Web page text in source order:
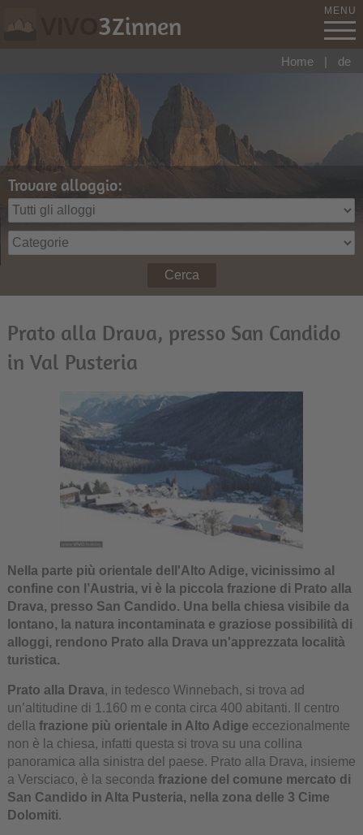
3Zinnen MENU
Trovare alloggio:
Cerca
Home | de
Prato alla Drava, presso San Candido
in Val Pusteria
Nella parte più orientale dell'Alto Adige, vicinissimo al
confine con l’Austria, vi è la piccola frazione di Prato alla
Drava, presso San Candido. Una bella chiesa visibile da
lontano, la natura incontaminata e graziose possibilità di
alloggi, rendono Prato alla Drava un'apprezzata località
turistica.
Prato alla Drava, in tedesco Winnebach, si trova ad
un’altitudine di 1.160 m e conta circa 400 abitanti. Il centro
della frazione più orientale in Alto Adige eccezionalmente
non è la chiesa, infatti questa si trova su una collina
panoramica alla sinistra del paese. Prato alla Drava, insieme
a Versciaco, è la seconda frazione del comune mercato di
San Candido in Alta Pusteria, nella zona delle 3 Cime
Dolomiti.